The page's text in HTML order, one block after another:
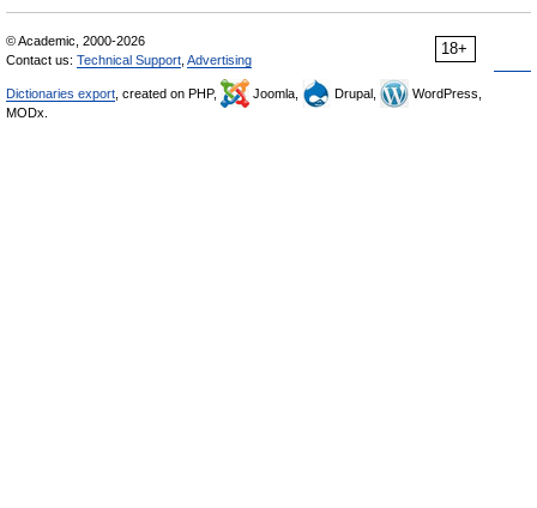
18+
© Academic, 2000-2026
Contact us: Technical Support Advertising
Dictionaries export , created on PHP, Joomla, Drupal,
WordPress,
MODx.